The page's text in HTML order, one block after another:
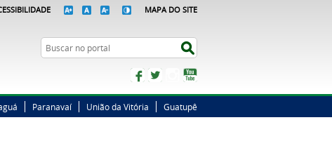
MAPA DO SITE
Busca
FacebookTwitterInstagram
Paranavaí União da Vitória Guatupê